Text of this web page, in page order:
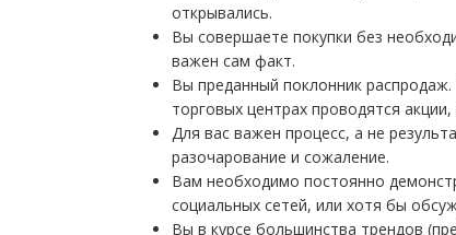
открывались.
Вы совершаете покупки без
важен сам факт.
Вы преданный поклонник распродаж.
торговых центрах проводятся
Для вас важен процесс, а не
разочарование и сожаление.
Вам необходимо постоянно
социальных сетей, или хотя бы
Вы в курсе большинства трендов